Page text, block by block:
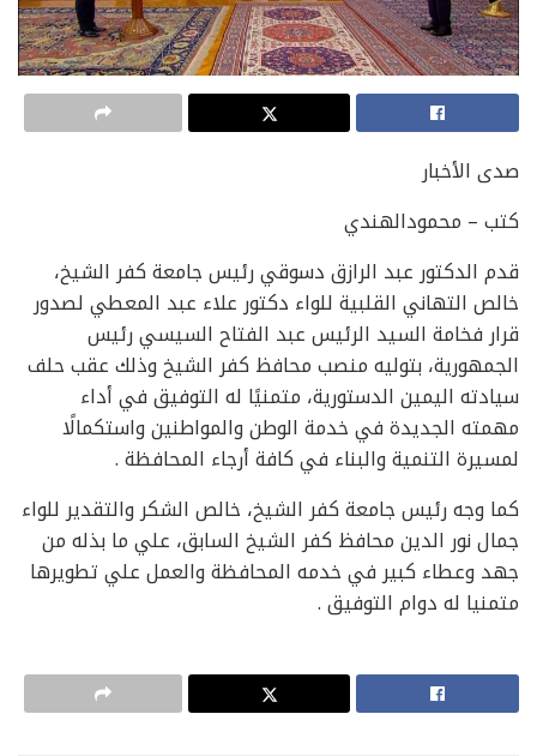
صدى الأخبار
كتب – محمودالهندي
قدم الدكتور عبد الرازق دسوقي رئيس جامعة كفر الشيخ،
خالص التهاني القلبية للواء دكتور علاء عبد المعطي لصدور
قرار فخامة السيد الرئيس عبد الفتاح السيسي رئيس
الجمهورية، بتوليه منصب محافظ كفر الشيخ وذلك عقب حلف
سيادته اليمين الدستورية، متمنيًا له التوفيق في أداء
مهمته الجديدة في خدمة الوطن والمواطنين واستكمالًا
لمسيرة التنمية والبناء في كافة أرجاء المحافظة .
كما وجه رئيس جامعة كفر الشيخ، خالص الشكر والتقدير للواء
جمال نور الدين محافظ كفر الشيخ السابق، علي ما بذله من
جهد وعطاء كبير في خدمه المحافظة والعمل علي تطويرها
متمنيا له دوام التوفيق .